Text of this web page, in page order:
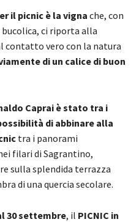
il picnic è la vigna che, con
ci riporta alla
contatto vero con la natura
di un calice di buon
Caprai è stato tra i
di abbinare alla
tra i panorami
filari di Sagrantino,
sulla splendida terrazza
di una quercia secolare.
30 settembre, il PICNIC in